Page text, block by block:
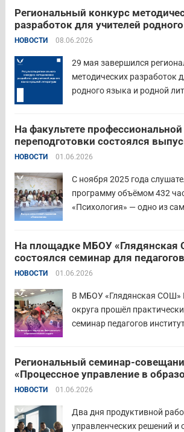
педагогов восточного
профессиональных
знакомства с актуальными
Региональный конкурс
разработок для учителей
родной литературы
НОВОСТИ 08.06.2026
29 мая завершился
методических разработок
родного языка и родной
инновационными
родного языка и родной
конкурса: — выявление и
передового
На факультете профессиональной
переподготовки состоялся
отделения «Психология»
НОВОСТИ 01.06.2026
С ноября 2025 года
программу объёмом 432
«Психология» — одно из
квалифицированных
общеобразовательных
выпускники успешно
аттестацию в форме
Читать дальше
На площадке МБОУ «Глядянская
состоялся семинар для педагогов
Центрального образовательного
НОВОСТИ 01.06.2026
В МБОУ «Глядянская СОШ»
округа прошёл
семинар педагогов
Открывая встречу,
руководителя Управления
Притобольного
Наталья Сергеевна
важность очных
Региональный семинар-
«Процессное управление в
НОВОСТИ 01.06.2026
Два дня продуктивной
управленческих решений